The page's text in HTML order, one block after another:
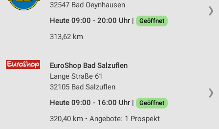
❯
32547 Bad Oeynhausen
Heute 09:00 - 20:00 Uhr |
Geöffnet
313,62 km
❯
EuroShop Bad Salzuflen
Lange Straße 61
32105 Bad Salzuflen
Heute 09:00 - 16:00 Uhr |
Geöffnet
320,40 km • Angebote: 1 Prospekt
Verwendung reduzierter Daten zur Auswahl von
Werbeanzeigen
Erstellung von Profilen für personalisierte
Verwendung von Profilen zur Auswahl
personalisierter Werbung
Erstellung von Profilen zur Personalisierung
von Inhalten
Verwendung von Profilen zur Auswahl